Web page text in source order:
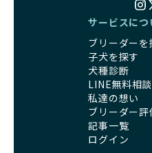
サービスにつ
ブリーダーを
子犬を探す
犬種診断
LINE無料相談
私達の想い
ブリーダー評
記事一覧
ログイン